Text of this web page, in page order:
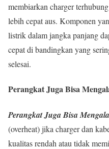
membiarkan charger
lebih cepat aus. Komponen
listrik dalam jangka panjang
cepat di bandingkan yang
selesai.
Perangkat Juga Bisa
Perangkat Juga Bisa
(overheat) jika charger dan
kualitas rendah atau tidak